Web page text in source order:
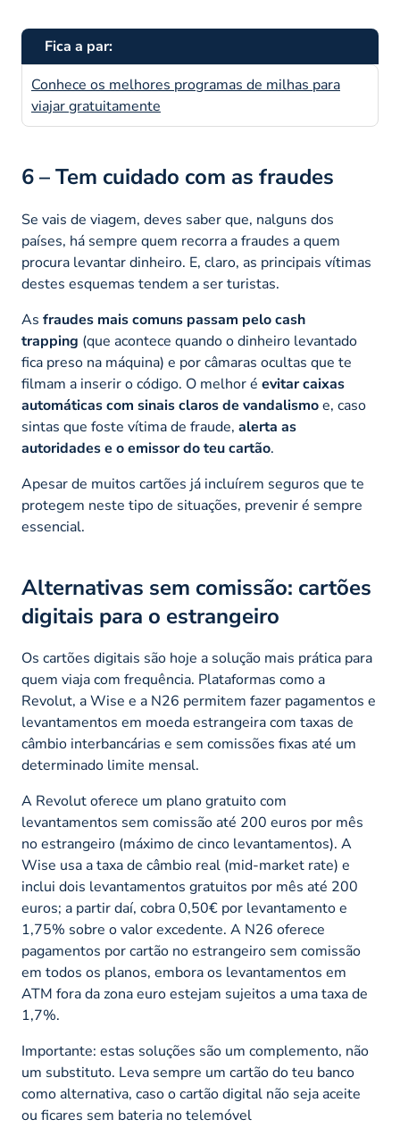
Fica a par:
Conhece os melhores programas de milhas para
viajar gratuitamente
6 – Tem cuidado com as fraudes
Se vais de viagem, deves saber que, nalguns dos
países, há sempre quem recorra a fraudes a quem
procura levantar dinheiro. E, claro, as principais vítimas
destes esquemas tendem a ser turistas.
As fraudes mais comuns passam pelocash
trapping (que acontece quando o dinheiro levantado
fica preso na máquina) e por câmaras ocultas que te
filmam a inserir o código. O melhor é evitar caixas
automáticas com sinais claros de vandalismoe, caso
sintas que foste vítima de fraude, alerta as
autoridades e o emissor do teu cartão.
Apesar de muitos cartões já incluírem seguros que te
protegem neste tipo de situações, prevenir é sempre
essencial.
Alternativas sem comissão: cartões
digitais para o estrangeiro
Os cartões digitais são hoje a solução mais prática para
quem viaja com frequência. Plataformas como a
Revolut, a Wise e a N26 permitem fazer pagamentos e
levantamentos em moeda estrangeira com taxas de
câmbio interbancárias e sem comissões fixas até um
determinado limite mensal.
A Revolut oferece um plano gratuito com
levantamentos sem comissão até 200 euros por mês
no estrangeiro (máximo de cinco levantamentos). A
Wise usa a taxa de câmbio real (mid-market rate) e
inclui dois levantamentos gratuitos por mês até 200
euros; a partir daí, cobra 0,50€ por levantamento e
1,75% sobre o valor excedente. A N26 oferece
pagamentos por cartão no estrangeiro sem comissão
em todos os planos, embora os levantamentos em
ATM fora da zona euro estejam sujeitos a uma taxa de
1,7%.
Importante: estas soluções são um complemento, não
um substituto. Leva sempre um cartão do teu banco
como alternativa, caso o cartão digital não seja aceite
ou ficares sem bateria no telemóvel